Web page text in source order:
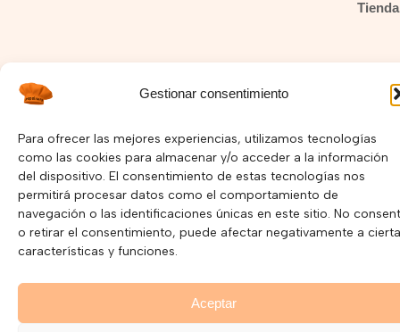
Gestionar consentimiento
Para ofrecer las mejores experiencias, utilizamos tecnologías
como las cookies para almacenar y/o acceder a la información
del dispositivo. El consentimiento de estas tecnologías nos
permitirá procesar datos como el comportamiento de
navegación o las identificaciones únicas en este sitio. No
o retirar el consentimiento, puede afectar negativamente a
características y funciones.
Aceptar
Tienda
I
t
a
g
r
a
m
F
e
b
o
o
k
Y
t
u
b
e
Política de Privacidad – Política de Cookies
Copyright © 2025 Pepelnary.com | Página Web hecha por
Mayorga Marketing